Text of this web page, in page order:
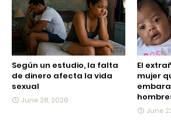
Según un estudio, la falta
de dinero afecta la vida
sexual
June 28, 2026
El
mujer
June